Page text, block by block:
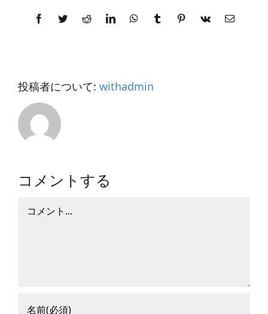
FacebookTwitterRedditLinkedInWhatsAppTumblrPinterest
Vk
電
投稿者について: withadmin
コメントする